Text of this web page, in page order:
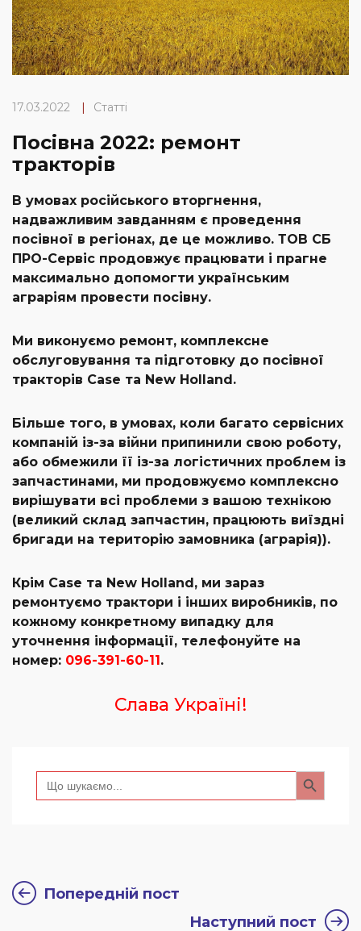
17.03.2022 | Статті
Посівна 2022: ремонт
тракторів
В умовах російського вторгнення,
надважливим завданням є проведення
посівної в регіонах, де це можливо. ТОВ СБ
ПРО-Сервіс продовжує працювати і прагне
максимально допомогти українським
аграріям провести посівну.
Ми виконуємо ремонт, комплексне
обслуговування та підготовку до посівної
тракторів Case та New Holland.
Більше того, в умовах, коли багато сервісних
компаній із-за війни припинили свою роботу,
або обмежили її із-за логістичних проблем із
запчастинами, ми продовжуємо комплексно
вирішувати всі проблеми з вашою технікою
(великий склад запчастин, працюють виїздні
бригади на територію замовника (аграрія)).
Крім Case та New Holland, ми зараз
ремонтуємо трактори і інших виробників, по
кожному конкретному випадку для
уточнення інформації, телефонуйте на
номер: 096-391-60-11.
Слава Україні!
Search
for:
Search Button
Попередній пост
Наступний пост